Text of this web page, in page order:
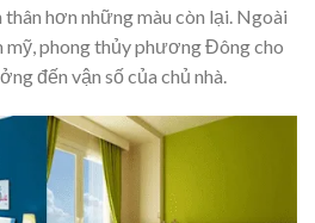
hơn những màu còn lại. Ngoài
mỹ, phong thủy phương Đông cho
đến vận số của chủ nhà.